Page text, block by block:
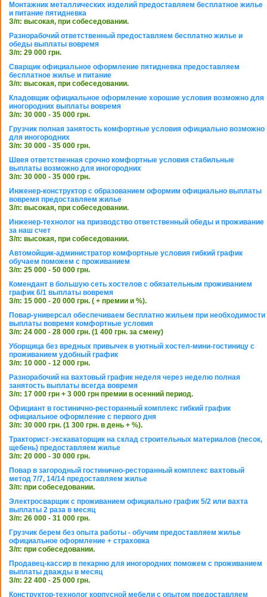
Монтажник металлических изделий предоставляем бесплатное жилье
и питание пятидневка
З/п: высокая, при собеседовании.
Разнорабочий ответственный предоставляем бесплатно жилье и
обеды выплаты вовремя
З/п: 29 000 грн.
Сварщик официальное оформление пятидневка предоставляем
бесплатное жилье и питание
З/п: высокая, при собеседовании.
Кладовщик официальное оформление хорошие условия возможно для
иногородних выплаты вовремя
З/п: 30 000 - 35 000 грн.
Грузчик полная занятость комфортные условия официально возможно
для иногородних
З/п: 30 000 - 35 000 грн.
Швея ответственная срочно комфортные условия стабильные
выплаты возможно для иногородних
З/п: 30 000 - 35 000 грн.
Инженер-конструктор с образованием оформим официально выплаты
вовремя предоставляем жилье
З/п: высокая, при собеседовании.
Инженер-технолог на призводство ответственный обеды и проживание
за наш счет
З/п: высокая, при собеседовании.
Автомойщик-администратор комфортные условия гибкий график
обучаем поможем с проживанием
З/п: 25 000 - 50 000 грн.
Комендант в большую сеть хостелов с обязательным проживанием
график 6/1 выплаты вовремя
З/п: 15 000 - 20 000 грн. ( + премии и %).
Повар-универсал обеспечиваем бесплатно жильем при необходимости
выплаты вовремя комфортные условия
З/п: 24 000 - 28 000 грн. (1 400 грн. за смену)
Уборщица без вредных привычек в уютный хостел-мини-гостиницу с
проживанием удобный график
З/п: 10 000 - 12 000 грн.
Разнорабочий на вахтовый график неделя через неделю полная
занятость выплаты всегда вовремя
З/п: 17 000 грн + 3 000 грн премии в осенний период.
Официант в гостинично-ресторанный комплекс гибкий график
официальное оформление с первого дня
З/п: 30 000 грн. (1 300 грн. в день + %).
Тракторист-экскаваторщик на склад строительных материалов (песок,
щебень) предоставляем жилье
З/п: 20 000 - 30 000 грн.
Повар в загородный гостинично-ресторанный комплекс вахтовый
метод 7/7, 14/14 предоставляем жилье
З/п: при собеседовании.
Электросварщик с проживанием официально график 5/2 или вахта
выплаты 2 раза в месяц
З/п: 26 000 - 31 000 грн.
Грузчик берем без опыта работы - обучим предоставляем жилье
официальное оформление + страховка
З/п: при собеседовании.
Продавец-кассир в пекарню для иногородних поможем с проживанием
выплаты дважды в месяц
З/п: 22 400 - 25 000 грн.
Конструктор-технолог корпусной мебели с опытом предоставляем